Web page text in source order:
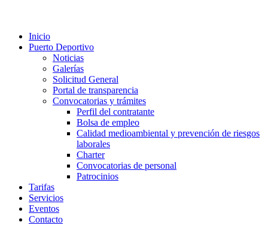
Inicio
Puerto Deportivo
Noticias
Galerías
Solicitud General
Portal de transparencia
Convocatorias y trámites
Perfil del contratante
Bolsa de empleo
Calidad medioambiental y prevención de riesgos
laborales
Charter
Convocatorias de personal
Patrocinios
Tarifas
Servicios
Eventos
Contacto